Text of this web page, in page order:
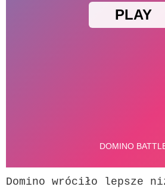
Domino wróciło lepsze